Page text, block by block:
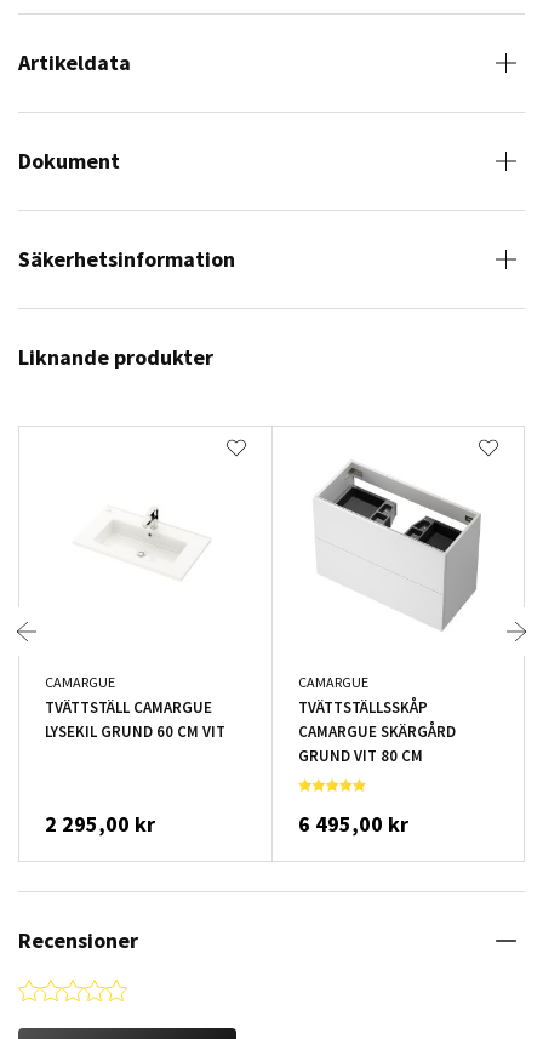
Artikeldata
Dokument
Säkerhetsinformation
Liknande produkter
CAMARGUE
TVÄTTSTÄLL CAMARGUE
LYSEKIL GRUND 60 CM VIT
2 295,00 kr
CAMARGUE
TVÄTTSTÄLLSSKÅP
CAMARGUE SKÄRGÅRD
GRUND VIT 80 CM
6 495,00 kr
Recensioner
0.0 star rating